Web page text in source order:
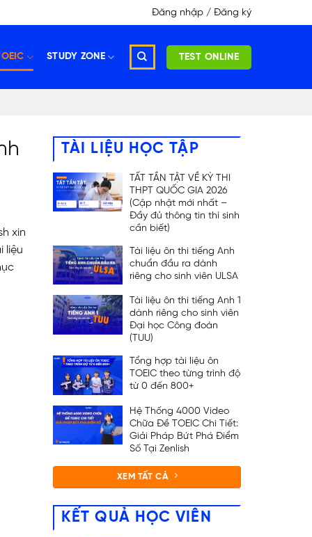
Đăng nhập / Đăng ký
STUDY ZONE TEST ONLINE
xin
liệu
TÀI LIỆU HỌC TẬP
TẤT TẦN TẬT VỀ KỲ THI
THPT QUỐC GIA 2026
(Cập nhật mới nhất –
Đầy đủ thông tin thí sinh
cần biết)
Tài liệu ôn thi tiếng Anh
chuẩn đầu ra dành
riêng cho sinh viên ULSA
Tài liệu ôn thi tiếng Anh 1
dành riêng cho sinh viên
Đại học Công đoàn
(TUU)
Tổng hợp tài liệu ôn
TOEIC theo từng trình độ
từ 0 đến 800+
Hệ Thống 4000 Video
Chữa Đề TOEIC Chi Tiết:
Giải Pháp Bứt Phá Điểm
Số Tại Zenlish
XEM TẤT CẢ
KẾT QUẢ HỌC VIÊN